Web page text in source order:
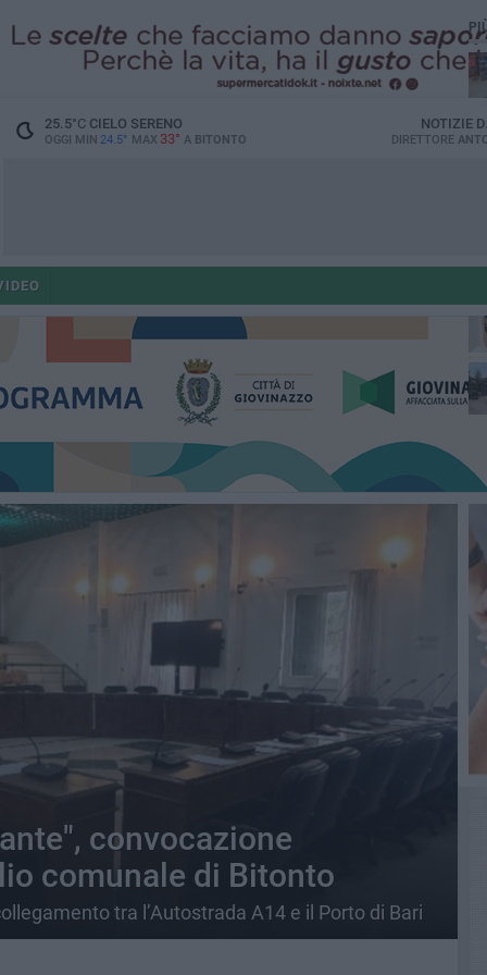
25.5°CCIELO SERENO
OGGI MIN 24.5° MAX 33° A BITONTO
NOTIZIE
DIRETTORE
convocazione
comunale di Bitonto
tra l’Autostrada A14 e il Porto di Bari